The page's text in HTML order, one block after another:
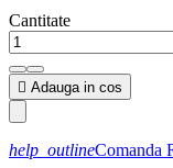
Cantitate
 Adauga in cos
help_outlineComanda